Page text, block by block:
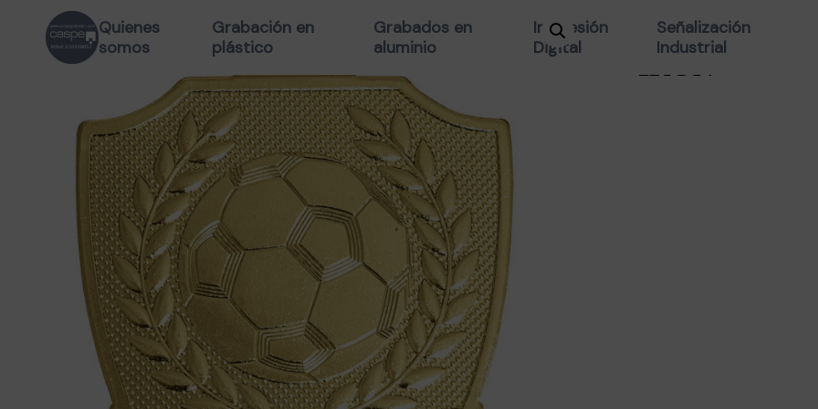
Quienes
somos
Grabación en
plástico
Grabados en
aluminio
Impresión
Digital
Señalización
Industrial
MEDALLA